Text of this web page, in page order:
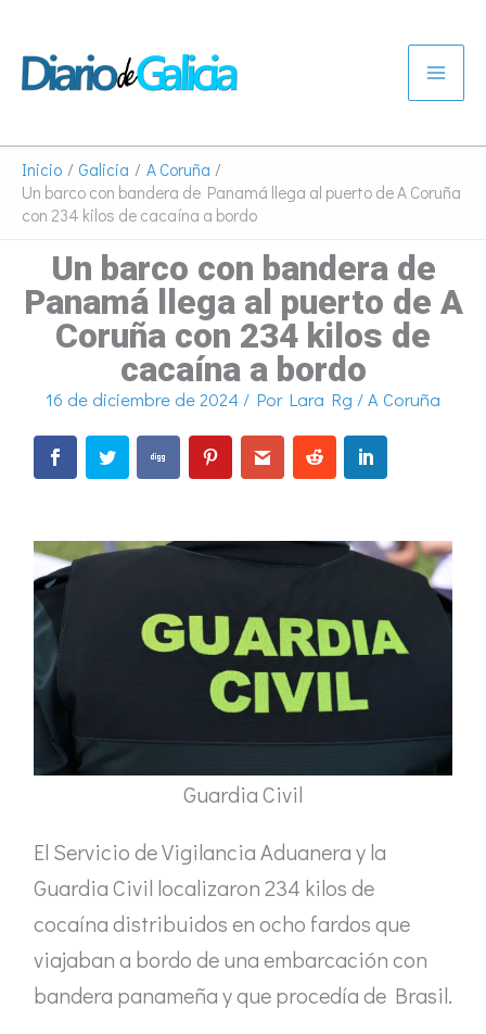
contenido
Inicio Galicia
A Coruña
Un barco con bandera de Panamá llega al puerto de A Coruña
con 234 kilos de cacaína a bordo
Un barco con bandera de
Panamá llega al puerto de A
Coruña con 234 kilos de
cacaína a bordo
16 de diciembre de 2024 / Por Lara Rg /A Coruña
Guardia Civil
El Servicio de Vigilancia Aduanera y la
Guardia Civil localizaron 234 kilos de
cocaína distribuidos en ocho fardos que
viajaban a bordo de una embarcación con
bandera panameña y que procedía de Brasil.